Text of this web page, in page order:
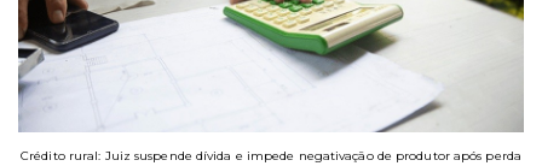
Crédito rural: Juiz suspende dívida e impede negativação de produtor após perda